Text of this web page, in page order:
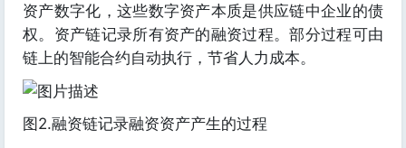
资产数字化，这些数字资产本质是供应链中企业的债
权。资产链记录所有资产的融资过程。部分过程可由
链上的智能合约自动执行，节省人力成本。
图2.融资链记录融资资产产生的过程